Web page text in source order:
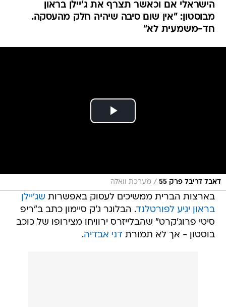
הישראלי אם וכאשר תצרף את ג'יילן בראון
מבוסטון: "אין שום סיבה שיהיה חלק מהעסקה.
חד-משמעית לא"
דאבל דריבל פרק 55 / מערכת וואלה
בארצות הברית ממשיכים לעסוק באפשרות שג'יילן
בראון יגיע לפורטלנד. הבלוגר ג'ק סיימון כתב ב"ריפ
סיטי פרוג'קרט" שהבלייזרס ירוויחו מצירופו של כוכב
בוסטון - אך לא תמורת דני אבדיה.